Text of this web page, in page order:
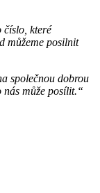
číslo, které
můžeme posilnit
společnou dobrou
nás může posílit.“